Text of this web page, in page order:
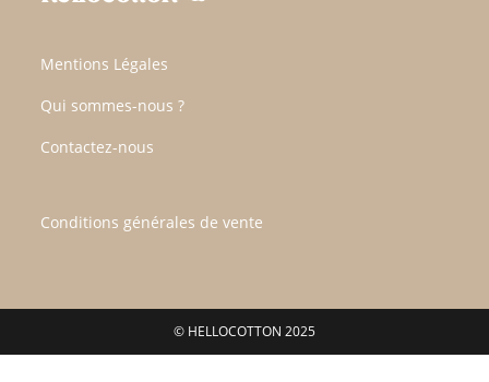
Mentions Légales
Qui sommes-nous ?
Contactez-nous
Conditions générales de vente
© HELLOCOTTON 2025